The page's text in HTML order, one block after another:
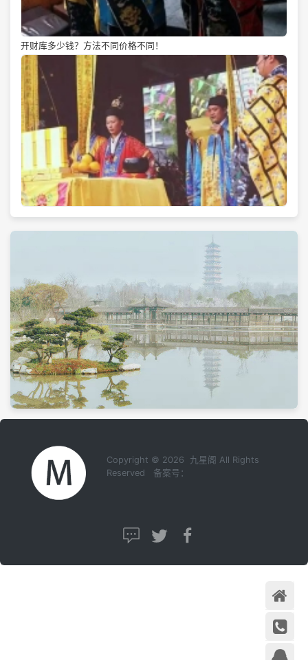
开财库多少钱？方法不同价格不同！
Copyright © 2026 九星阁 All Rights
Reserved 备案号：
首页